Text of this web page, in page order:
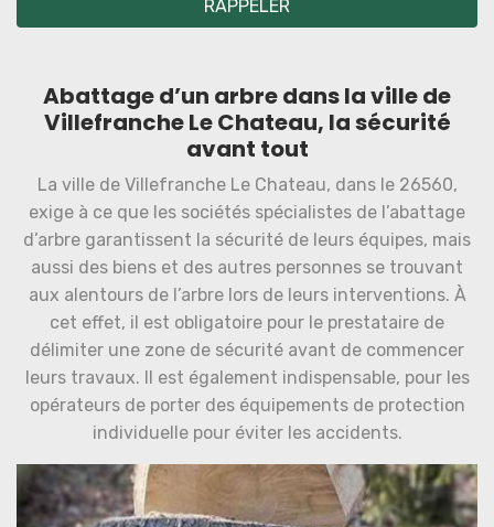
Abattage d’un arbre dans la ville de
Villefranche Le Chateau, la sécurité
avant tout
La ville de Villefranche Le Chateau, dans le 26560,
exige à ce que les sociétés spécialistes de l’abattage
d’arbre garantissent la sécurité de leurs équipes, mais
aussi des biens et des autres personnes se trouvant
aux alentours de l’arbre lors de leurs interventions. À
cet effet, il est obligatoire pour le prestataire de
délimiter une zone de sécurité avant de commencer
leurs travaux. Il est également indispensable, pour les
opérateurs de porter des équipements de protection
individuelle pour éviter les accidents.